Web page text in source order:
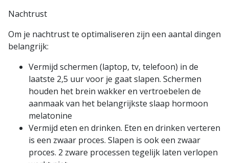
Nachtrust
Om je nachtrust te optimaliseren zijn een aantal dingen
belangrijk:
Vermijd schermen (laptop, tv, telefoon) in de
laatste 2,5 uur voor je gaat slapen. Schermen
houden het brein wakker en vertroebelen de
aanmaak van het belangrijkste slaap hormoon
melatonine
Vermijd eten en drinken. Eten en drinken verteren
is een zwaar proces. Slapen is ook een zwaar
proces. 2 zware processen tegelijk laten verlopen